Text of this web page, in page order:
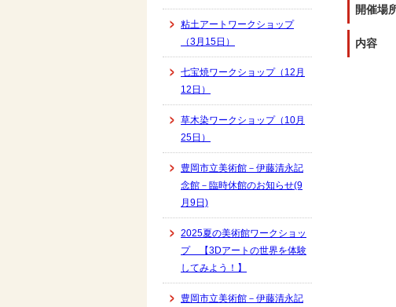
開催場
内容
粘土アートワークショップ
（3月15日）
七宝焼ワークショップ（12月
12日）
草木染ワークショップ（10月
25日）
豊岡市立美術館－伊藤清永記
念館－臨時休館のお知らせ(9
月9日)
2025夏の美術館ワークショッ
プ 【3Dアートの世界を体験
してみよう！】
豊岡市立美術館－伊藤清永記